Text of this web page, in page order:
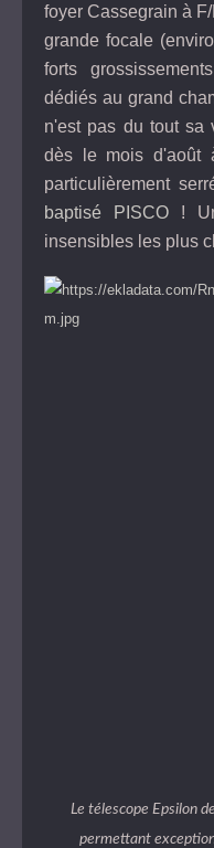
foyer Cassegrain à
grande focale
forts
dédiés au grand
n'est pas du tout sa
dès le mois d'août
particulièrement
baptisé PISCO !
insensibles les plus
Le télescope Epsilon
permettant